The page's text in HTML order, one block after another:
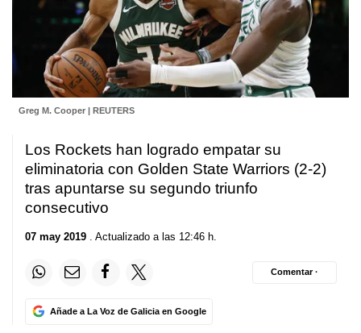
Greg M. Cooper | REUTERS
Los Rockets han logrado empatar su
eliminatoria con Golden State Warriors (2-2)
tras apuntarse su segundo triunfo
consecutivo
07 may 2019 . Actualizado a las 12:46 h.
Añade a La Voz de Galicia en Google
Comentar ·